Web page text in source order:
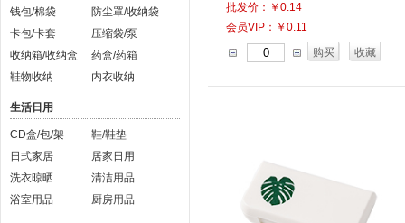
钱包/棉袋
防尘罩/收纳袋
卡包/卡套
压缩袋/泵
收纳箱/收纳盒
药盒/药箱
鞋物收纳
内衣收纳
生活日用
CD盒/包/架
鞋/鞋垫
日式家居
居家日用
洗衣晾晒
清洁用品
浴室用品
厨房用品
批发价：￥0.14
会员VIP：￥0.11
购买
收藏